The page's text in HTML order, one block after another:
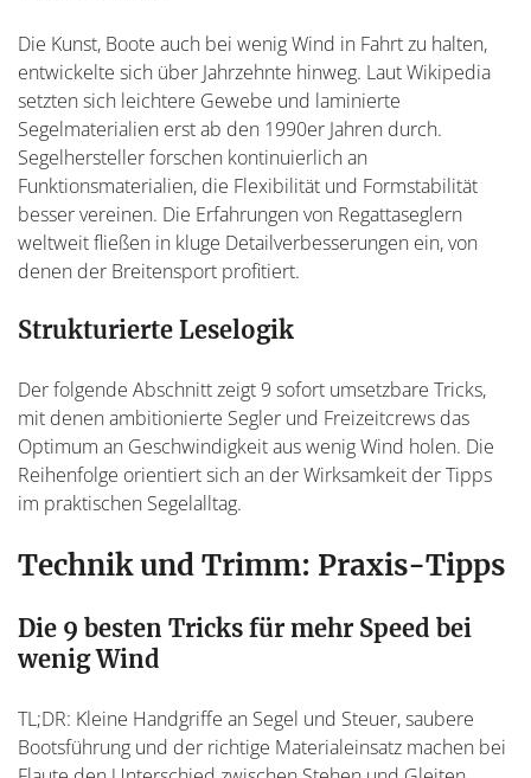
Die Kunst, Boote auch bei wenig Wind in Fahrt zu halten,
entwickelte sich über Jahrzehnte hinweg. Laut Wikipedia
setzten sich leichtere Gewebe und laminierte
Segelmaterialien erst ab den 1990er Jahren durch.
Segelhersteller forschen kontinuierlich an
Funktionsmaterialien, die Flexibilität und Formstabilität
besser vereinen. Die Erfahrungen von Regattaseglern
weltweit fließen in kluge Detailverbesserungen ein, von
denen der Breitensport profitiert.
Strukturierte Leselogik
Der folgende Abschnitt zeigt 9 sofort umsetzbare Tricks,
mit denen ambitionierte Segler und Freizeitcrews das
Optimum an Geschwindigkeit aus wenig Wind holen. Die
Reihenfolge orientiert sich an der Wirksamkeit der Tipps
im praktischen Segelalltag.
Technik und Trimm: Praxis-Tipps
Die 9 besten Tricks für mehr Speed bei
wenig Wind
TL;DR: Kleine Handgriffe an Segel und Steuer, saubere
Bootsführung und der richtige Materialeinsatz machen bei